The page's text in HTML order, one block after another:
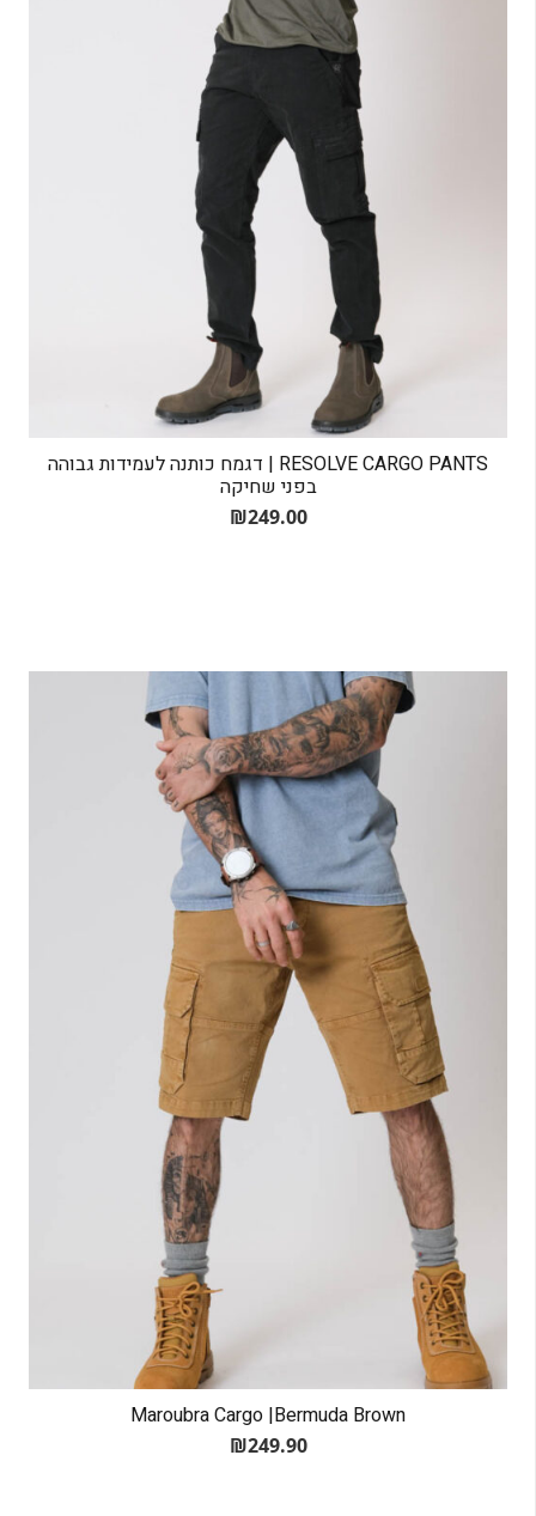
RESOLVE CARGO PANTS | דגמח כותנה לעמידות גבוהה
בפני שחיקה
₪249.00
Maroubra Cargo |Bermuda Brown
₪249.90